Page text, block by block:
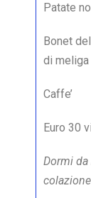
Patate
Bonet
di meliga
Caffe’
Euro 30
Dormi